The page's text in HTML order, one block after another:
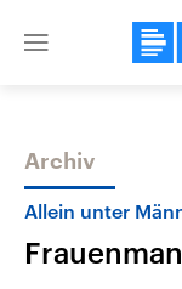
Close
Themen
Archiv
Allein unter